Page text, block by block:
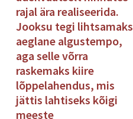
rajal ära realiseerida.
Jooksu tegi lihtsamaks
aeglane algustempo,
aga selle võrra
raskemaks kiire
lõppelahendus, mis
jättis lahtiseks kõigi
meeste